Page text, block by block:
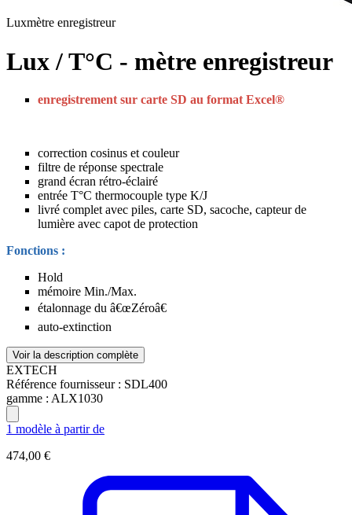
Luxmètre enregistreur
Lux / T°C - mètre enregistreur
enregistrement sur carte SD au format Excel®
correction cosinus et couleur
filtre de réponse spectrale
grand écran rétro-éclairé
entrée T°C thermocouple type K/J
livré complet avec piles, carte SD, sacoche, capteur de
lumière avec capot de protection
Fonctions :
Hold
mémoire Min./Max.
étalonnage du â€œZéroâ€
auto-extinction
Voir la description complète
EXTECH
Référence fournisseur : SDL400
gamme : ALX1030
1 modèle à partir de
474,00 €